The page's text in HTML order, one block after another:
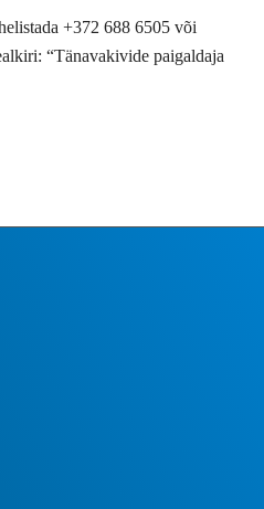
+372 688 6505 või
“Tänavakivide paigaldaja